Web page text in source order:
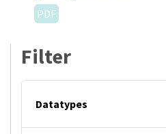
PDF
Filter
Datatypes